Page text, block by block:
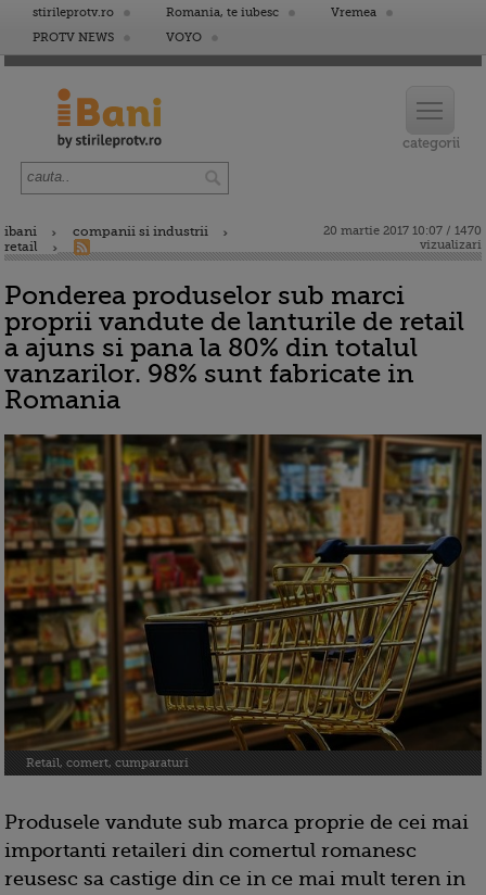
stirileprotv.ro Romania, te iubesc
Vremea
PROTV NEWS
VOYO
ibani
companii si industrii
retail
20 martie 2017 10:07 / 1470
vizualizari
Ponderea produselor sub marci
proprii vandute de lanturile de retail
a ajuns si pana la 80% din totalul
vanzarilor. 98% sunt fabricate in
Romania
Retail, comert, cumparaturi
Produsele vandute sub marca proprie de cei mai
importanti retaileri din comertul romanesc
reusesc sa castige din ce in ce mai mult teren in